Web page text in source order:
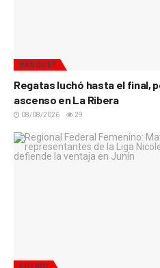
BÁSQUET
Regatas luchó hasta el final,
ascenso en La Ribera
08/08/2026 29
FÚTBOL